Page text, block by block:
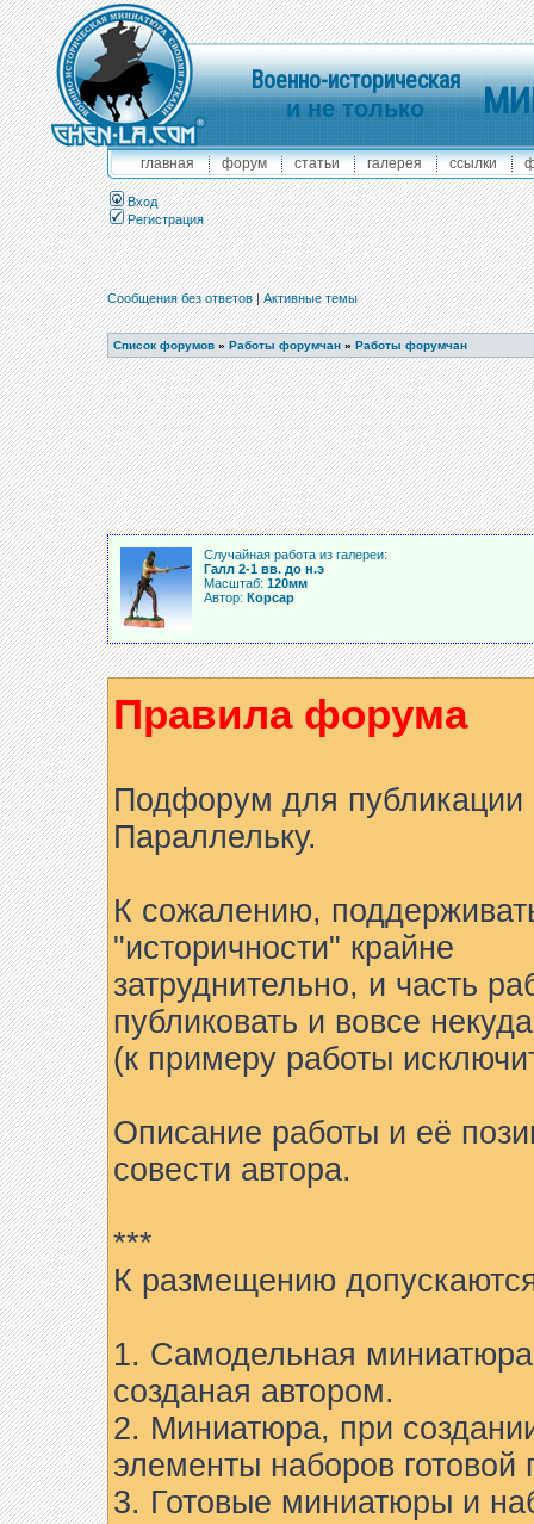
Военно-историческая
и не только
главная форум статьи галерея ссылки
Вход
Регистрация
Сообщения без ответов|Активные темы
Список форумов » Работы форумчан » Работы форумчан
Случайная работа из галереи:
Галл 2-1 вв. до н.э
Масштаб: 120мм
Автор: Корсар
Правила форума
Подфорум для
Параллельку.
К сожалению,
"историчности" крайне
затруднительно, и часть
публиковать и вовсе
(к примеру работы
Описание работы и её
совести автора.
***
К размещению
1. Самодельная
созданая автором.
2. Миниатюра, при
элементы наборов готовой
3. Готовые миниатюры и